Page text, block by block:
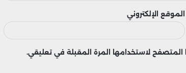
الموقع الإلكتروني
المتصفح لاستخدامها المرة المقبلة في تعليقي.